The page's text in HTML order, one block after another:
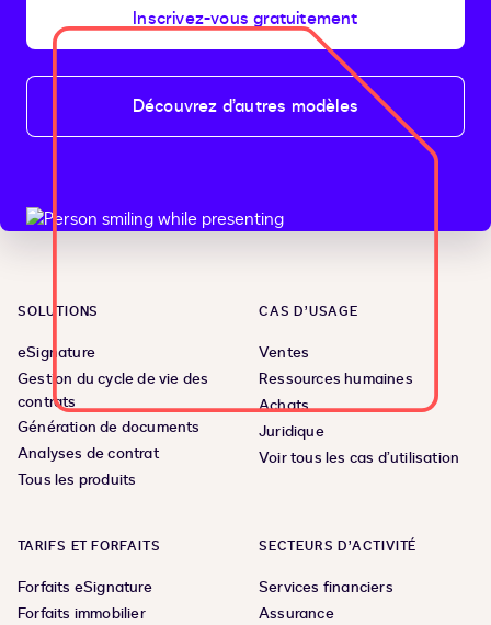
Inscrivez-vous gratuitement
Découvrez d’autres modèles
SOLUTIONS
eSignature
Gestion du cycle de vie des
contrats
Génération de documents
Analyses de contrat
Tous les produits
CAS D’USAGE
Ventes
Ressources humaines
Achats
Juridique
Voir tous les cas d’utilisation
TARIFS ET FORFAITS
Forfaits eSignature
Forfaits immobilier
SECTEURS D’ACTIVITÉ
Services financiers
Assurance